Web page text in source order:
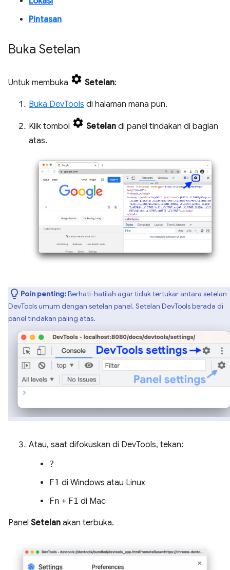
Pintasan
Buka Setelan
Untuk membuka Setelan:
Buka DevTools di halaman mana pun.
Klik tombol Setelan di panel tindakan di bagian
atas.
Poin penting:Berhati-hatilah agar tidak tertukar antara setelan
DevTools umum dengan setelan panel. Setelan DevTools berada di
panel tindakan paling atas.
Atau, saat difokuskan di DevTools, tekan:
?
F1 di Windows atau Linux
Fn + F1 di Mac
Panel Setelan akan terbuka.